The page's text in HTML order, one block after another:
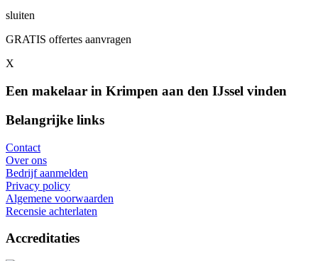
sluiten
GRATIS offertes aanvragen
X
Een makelaar in Krimpen aan den IJssel vinden
Belangrijke links
Contact
Over ons
Bedrijf aanmelden
Privacy policy
Algemene voorwaarden
Recensie achterlaten
Accreditaties